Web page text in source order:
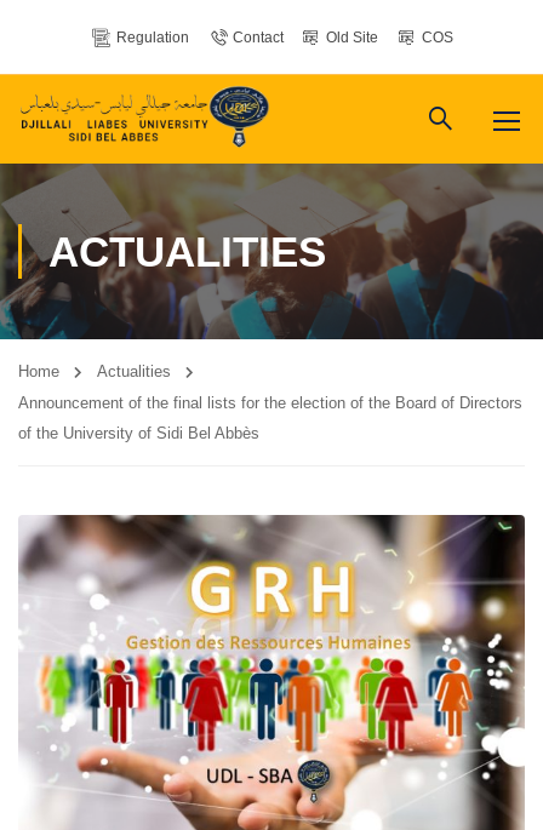
Regulation Contact Old Site COS
ACTUALITIES
Home
Actualities
Announcement of the final lists for the election of the Board of Directors
of the University of Sidi Bel Abbès